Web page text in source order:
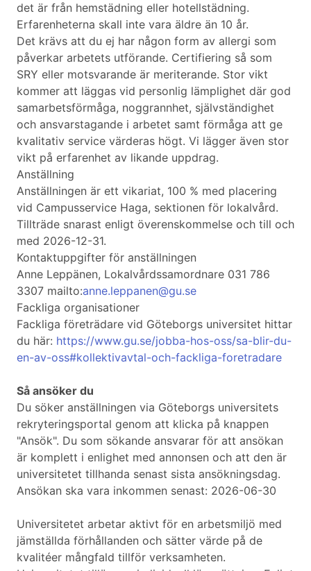
det är från hemstädning eller hotellstädning.
Erfarenheterna skall inte vara äldre än 10 år.
Det krävs att du ej har någon form av allergi som
påverkar arbetets utförande. Certifiering så som
SRY eller motsvarande är meriterande. Stor vikt
kommer att läggas vid personlig lämplighet där god
samarbetsförmåga, noggrannhet, självständighet
och ansvarstagande i arbetet samt förmåga att ge
kvalitativ service värderas högt. Vi lägger även stor
vikt på erfarenhet av likande uppdrag.
Anställning
Anställningen är ett vikariat, 100 % med placering
vid Campusservice Haga, sektionen för lokalvård.
Tillträde snarast enligt överenskommelse och till och
med 2026-12-31.
Kontaktuppgifter för anställningen
Anne Leppänen, Lokalvårdssamordnare 031 786
3307 mailto:anne.leppanen@gu.se
Fackliga organisationer
Fackliga företrädare vid Göteborgs universitet hittar
du här: https://www.gu.se/jobba-hos-oss/sa-blir-du-
en-av-oss#kollektivavtal-och-fackliga-foretradare
Så ansöker du
Du söker anställningen via Göteborgs universitets
rekryteringsportal genom att klicka på knappen
"Ansök". Du som sökande ansvarar för att ansökan
är komplett i enlighet med annonsen och att den är
universitetet tillhanda senast sista ansökningsdag.
Ansökan ska vara inkommen senast: 2026-06-30
Universitetet arbetar aktivt för en arbetsmiljö med
jämställda förhållanden och sätter värde på de
kvalitéer mångfald tillför verksamheten.